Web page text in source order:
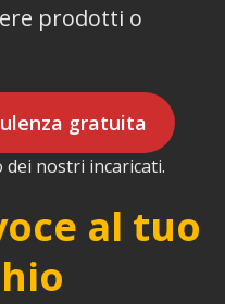
prodotti o
gratuita
nostri incaricati.
al tuo